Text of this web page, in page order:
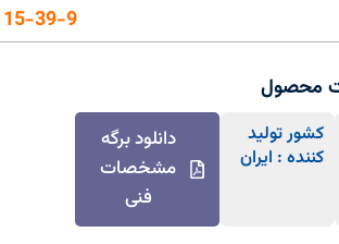
39-9
محصول
کشور تولید
کننده : ایران
دانلود برگه
مشخصات
فنی